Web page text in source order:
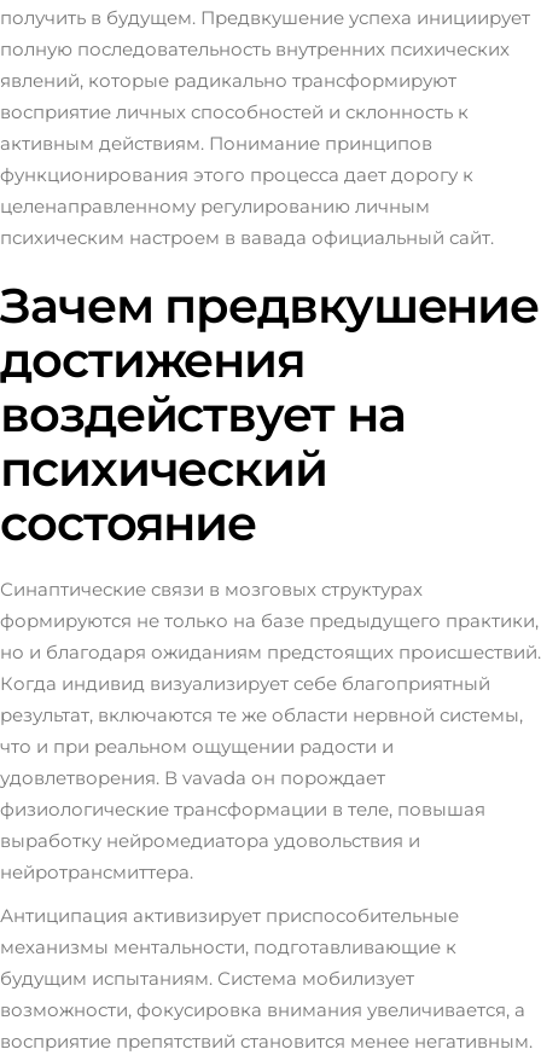
получить в будущем. Предвкушение успеха инициирует
полную последовательность внутренних психических
явлений, которые радикально трансформируют
восприятие личных способностей и склонность к
активным действиям. Понимание принципов
функционирования этого процесса дает дорогу к
целенаправленному регулированию личным
психическим настроем в вавада официальный сайт.
Зачем предвкушение
достижения
воздействует на
психический
состояние
Синаптические связи в мозговых структурах
формируются не только на базе предыдущего практики,
но и благодаря ожиданиям предстоящих происшествий.
Когда индивид визуализирует себе благоприятный
результат, включаются те же области нервной системы,
что и при реальном ощущении радости и
удовлетворения. В vavada он порождает
физиологические трансформации в теле, повышая
выработку нейромедиатора удовольствия и
нейротрансмиттера.
Антиципация активизирует приспособительные
механизмы ментальности, подготавливающие к
будущим испытаниям. Система мобилизует
возможности, фокусировка внимания увеличивается, а
восприятие препятствий становится менее негативным.